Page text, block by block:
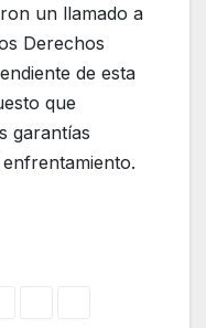
un llamado a
Derechos
de esta
que
garantías